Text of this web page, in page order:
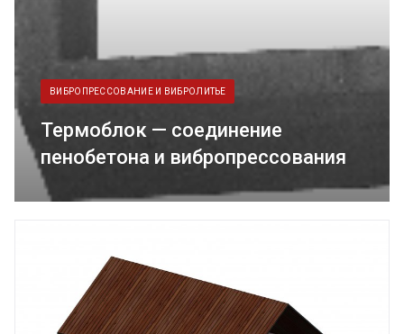
ВИБРОПРЕССОВАНИЕ И ВИБРОЛИТЬЕ
Термоблок — соединение
пенобетона и вибропрессования